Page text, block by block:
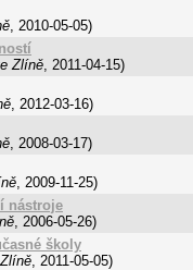
, 2010-05-05)
Zlíně, 2011-04-15)
, 2012-03-16)
, 2008-03-17)
, 2009-11-25)
nástroje
, 2006-05-26)
školy
, 2011-05-05)